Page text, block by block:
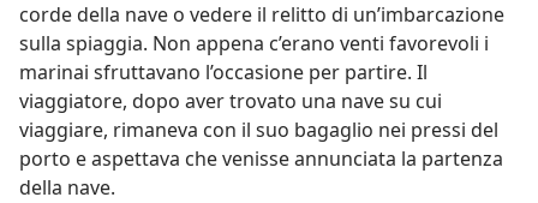
corde della nave o vedere il relitto di un’imbarcazione
sulla spiaggia. Non appena c’erano venti favorevoli i
marinai sfruttavano l’occasione per partire. Il
viaggiatore, dopo aver trovato una nave su cui
viaggiare, rimaneva con il suo bagaglio nei pressi del
porto e aspettava che venisse annunciata la partenza
della nave.